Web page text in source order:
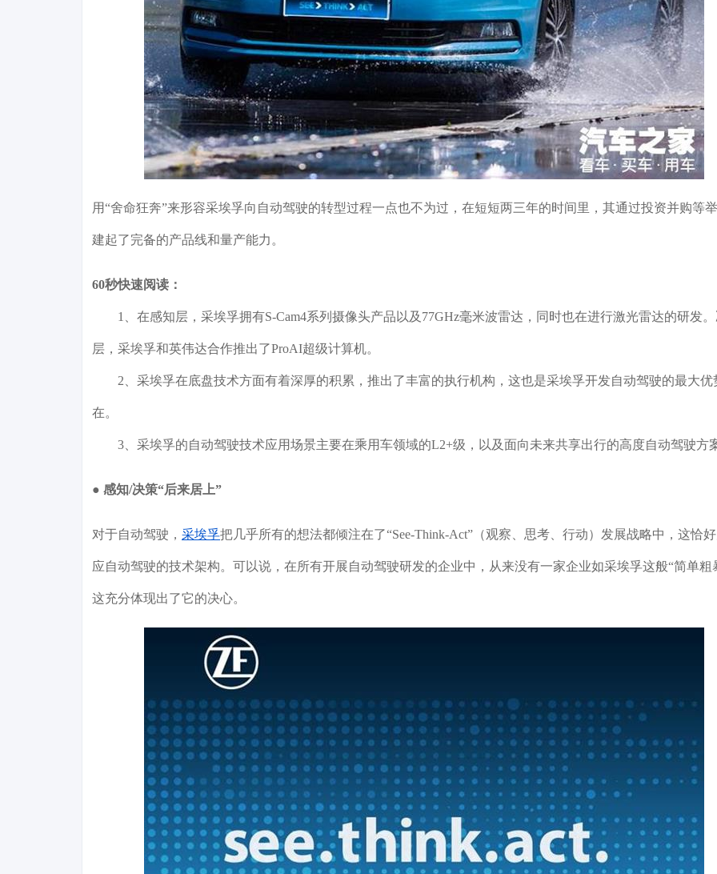
用“舍命狂奔”来形容采埃孚向自动驾驶的转型过程一点也不为过，在短短两三年的时间里，其通过投资并购等
建起了完备的产品线和量产能力。
60秒快速阅读：
1、在感知层，采埃孚拥有S-Cam4系列摄像头产品以及77GHz毫米波雷达，同时也在进行激光雷达的研发
层，采埃孚和英伟达合作推出了ProAI超级计算机。
2、采埃孚在底盘技术方面有着深厚的积累，推出了丰富的执行机构，这也是采埃孚开发自动驾驶的最大优
在。
3、采埃孚的自动驾驶技术应用场景主要在乘用车领域的L2+级，以及面向未来共享出行的高度自动驾驶方
● 感知/决策“后来居上”
对于自动驾驶， 采埃孚把几乎所有的想法都倾注在了“See-Think-Act”（观察、思考、行动）发展战略中，这恰
应自动驾驶的技术架构。可以说，在所有开展自动驾驶研发的企业中，从来没有一家企业如采埃孚这般“简单粗
这充分体现出了它的决心。